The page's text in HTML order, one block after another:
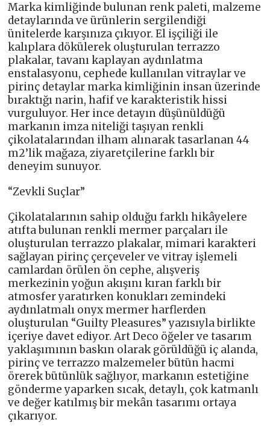
Marka kimliğinde bulunan renk paleti, malzeme
detaylarında ve ürünlerin sergilendiği
ünitelerde karşınıza çıkıyor. El işçiliği ile
kalıplara dökülerek oluşturulan terrazzo
plakalar, tavanı kaplayan aydınlatma
enstalasyonu, cephede kullanılan vitraylar ve
pirinç detaylar marka kimliğinin insan üzerinde
bıraktığı narin, hafif ve karakteristik hissi
vurguluyor. Her ince detayın düşünüldüğü
markanın imza niteliği taşıyan renkli
çikolatalarından ilham alınarak tasarlanan 44
m2’lik mağaza, ziyaretçilerine farklı bir
deneyim sunuyor.
“Zevkli Suçlar”
Çikolatalarının sahip olduğu farklı hikâyelere
atıfta bulunan renkli mermer parçaları ile
oluşturulan terrazzo plakalar, mimari karakteri
sağlayan pirinç çerçeveler ve vitray işlemeli
camlardan örülen ön cephe, alışveriş
merkezinin yoğun akışını kıran farklı bir
atmosfer yaratırken konukları zemindeki
aydınlatmalı onyx mermer harflerden
oluşturulan “Guilty Pleasures” yazısıyla birlikte
içeriye davet ediyor. Art Deco öğeler ve tasarım
yaklaşımının baskın olarak görüldüğü iç alanda,
pirinç ve terrazzo malzemeler bütün hacmi
örerek bütünlük sağlıyor, markanın estetiğine
gönderme yaparken sıcak, detaylı, çok katmanlı
ve değer katılmış bir mekân tasarımı ortaya
çıkarıyor.